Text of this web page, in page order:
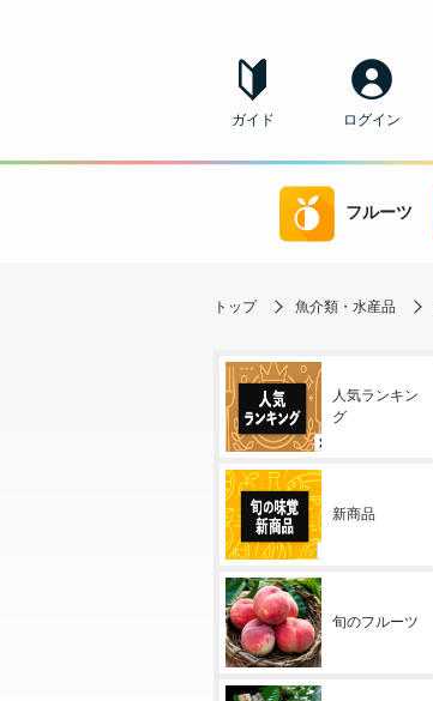
ガイド ログイン
フルーツ
トップ 魚介類・水産品
人気ランキン
グ
新商品
旬のフルーツ